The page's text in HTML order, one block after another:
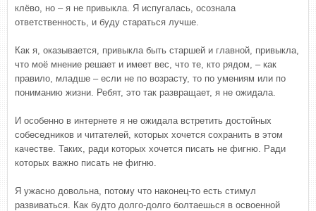
клёво, но – я не привыкла. Я испугалась, осознала
ответственность, и буду стараться лучше.
Как я, оказывается, привыкла быть старшей и главной, привыкла,
что моё мнение решает и имеет вес, что те, кто рядом, – как
правило, младше – если не по возрасту, то по умениям или по
пониманию жизни. Ребят, это так развращает, я не ожидала.
И особенно в интернете я не ожидала встретить достойных
собеседников и читателей, которых хочется сохранить в этом
качестве. Таких, ради которых хочется писать не фигню. Ради
которых важно писать не фигню.
Я ужасно довольна, потому что наконец-то есть стимул
развиваться. Как будто долго-долго болтаешься в освоенной